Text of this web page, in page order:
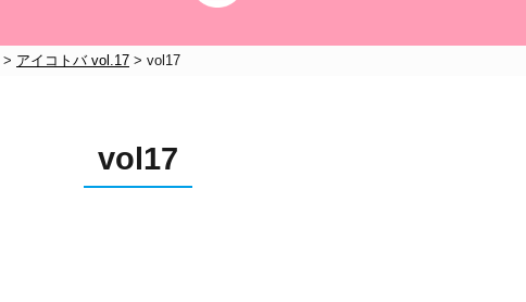
アイ薬局の薬剤師
ドクター開業支援
アイ薬局の想い
四コマ漫画
> アイコトバ vol.17 > vol17
vol17